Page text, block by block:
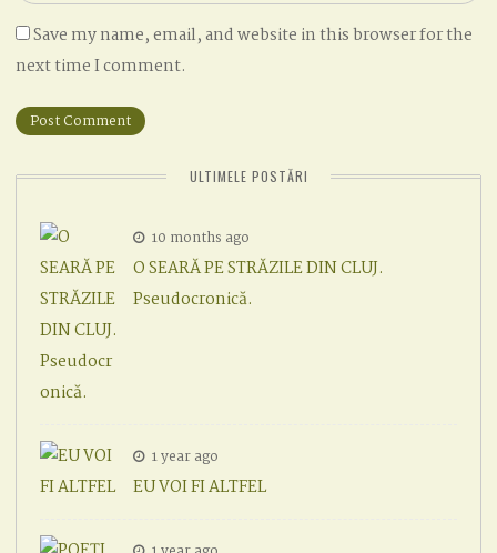
Save my name, email, and website in this browser for the
next time I comment.
ULTIMELE POSTĂRI
10 months ago
O SEARĂ PE STRĂZILE DIN CLUJ.
Pseudocronică.
1 year ago
EU VOI FI ALTFEL